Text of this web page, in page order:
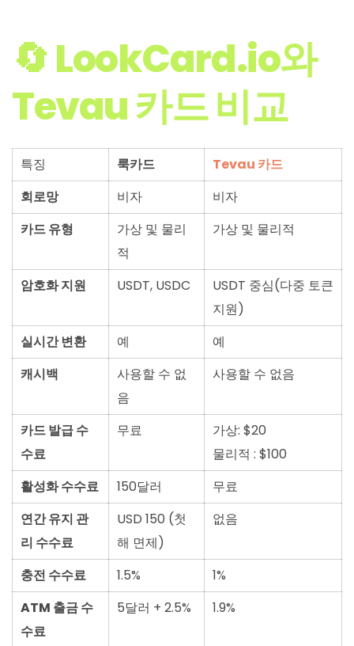
🔄 LookCard.io와
Tevau 카드 비교
특징 룩카드
Tevau 카드
회로망
비자
비자
카드 유형
가상 및 물리
적
가상 및 물리적
암호화 지원 USDT, USDC
USDT 중심(다중 토큰
지원)
실시간 변환
예
예
캐시백
사용할 수 없
음
사용할 수 없음
카드 발급 수
수료
무료
가상: $20
물리적 : $100
활성화 수수료
150달러
무료
연간 유지 관
리 수수료
USD 150 (첫
해 면제)
없음
충전 수수료 1.5%
1%
ATM 출금 수
수료
5달러 + 2.5% 1.9%